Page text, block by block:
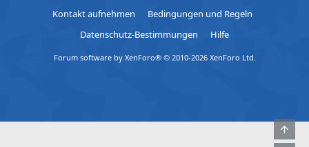
e
)
Kontakt aufnehmen
Bedingungen und Regeln
Datenschutz-Bestimmungen
Hilfe
Forum software by XenForo® © 2010-2026 XenForo Ltd.